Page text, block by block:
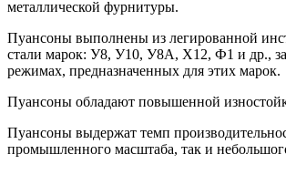
металлической фурнитуры.
Пуансоны выполнены из легированной
стали марок: У8, У10, У8А, Х12, Ф1 и др.,
режимах, предназначенных для этих марок.
Пуансоны обладают повышенной
Пуансоны выдержат темп
промышленного масштаба, так и